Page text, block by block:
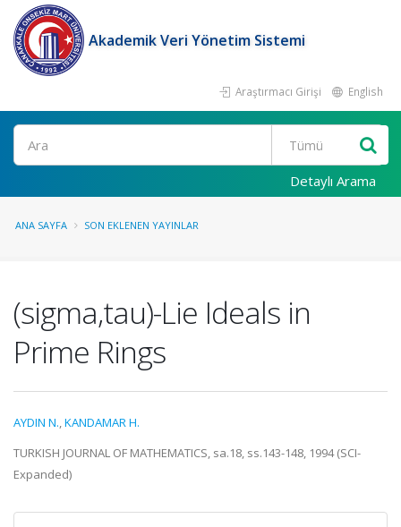
Akademik Veri Yönetim Sistemi
Araştırmacı Girişi English
Ara
Detaylı Arama
ANA SAYFA SON EKLENEN YAYINLAR
(sigma,tau)-Lie Ideals in
Prime Rings
AYDIN N.,KANDAMAR H.
TURKISH JOURNAL OF MATHEMATICS, sa.18, ss.143-148, 1994 (SCI-
Expanded)